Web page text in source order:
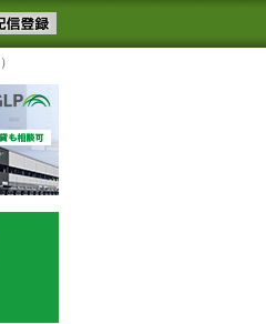
ュースメール配信を登録す